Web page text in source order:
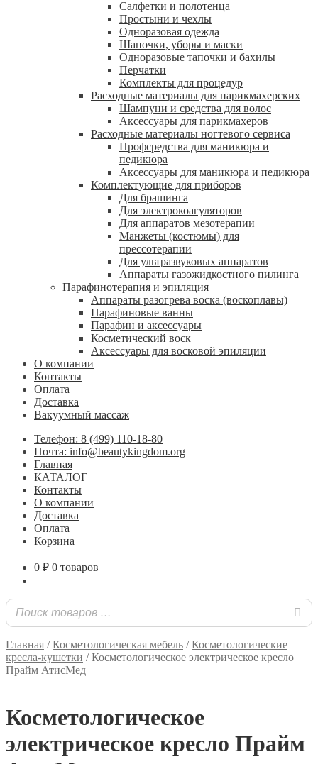
Салфетки и полотенца
Простыни и чехлы
Одноразовая одежда
Шапочки, уборы и маски
Одноразовые тапочки и бахилы
Перчатки
Комплекты для процедур
Расходные материалы для парикмахерских
Шампуни и средства для волос
Аксессуары для парикмахеров
Расходные материалы ногтевого сервиса
Профсредства для маникюра и
педикюра
Аксессуары для маникюра и педикюра
Комплектующие для приборов
Для брашинга
Для электрокоагуляторов
Для аппаратов мезотерапии
Манжеты (костюмы) для
прессотерапии
Для ультразвуковых аппаратов
Аппараты газожидкостного пилинга
Парафинотерапия и эпиляция
Аппараты разогрева воска (воскоплавы)
Парафиновые ванны
Парафин и аксессуары
Косметический воск
Аксессуары для восковой эпиляции
О компании
Контакты
Оплата
Доставка
Вакуумный массаж
Телефон: 8 (499) 110-18-80
Почта: info@beautykingdom.org
Главная
КАТАЛОГ
Контакты
О компании
Доставка
Оплата
Корзина
0 ₽ 0 товаров
Главная /Косметологическая мебель /Косметологические
кресла-кушетки /Косметологическое электрическое кресло
Прайм АтисМед
Косметологическое
электрическое кресло Прайм